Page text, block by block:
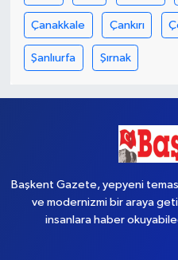
Çanakkale Çankırı
Şanlıurfa Şırnak
Başkent Gazete, yepyeni
ve modernizmi bir araya
insanlara haber